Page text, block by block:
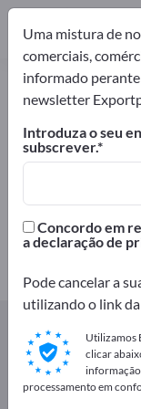
Produtos
encontre
10
Distribuidores
Produtos de
Anuncie
Uma mistura de
comerciais,
informado
newsletter
Introduza o seu
subscrever.
Concordo em
a declaração de
Pode cancelar a
utilizando o link
Utilizamos
clicar
processamento em